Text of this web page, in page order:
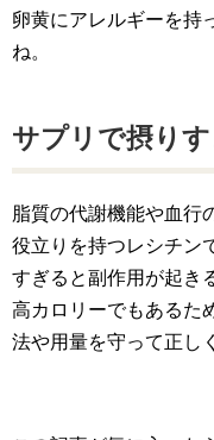
卵黄にアレルギーを持
ね。
サプリで摂り
脂質の代謝機能や血行
役立りを持つレシチン
すぎると副作用が起き
高カロリーでもあるた
法や用量を守って正し